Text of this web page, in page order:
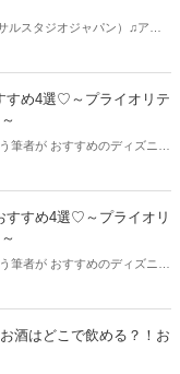
ルスタジオジャパン）♫アト
すめ4選♡～プライオリテ
筆者が おすすめのディズニー
すすめ4選♡～プライオリ
筆者が おすすめのディズニー
酒はどこで飲める？！お